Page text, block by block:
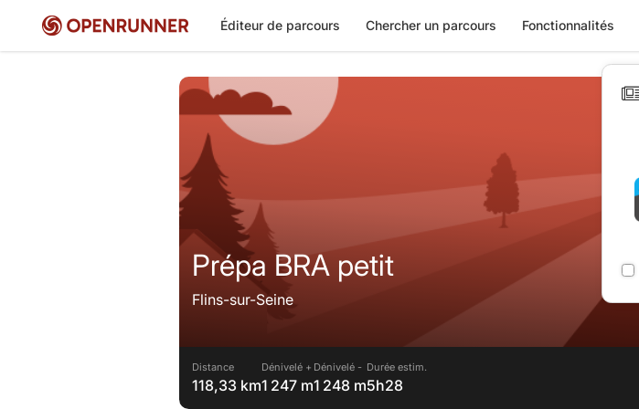
Éditeur de parcours Chercher un parcours Fonctionnalités
Prépa BRA petit
Flins-sur-Seine
Distance
118,33 km
Dénivelé +
1 247 m
Dénivelé -
1 248 m
Durée estim.
5h28